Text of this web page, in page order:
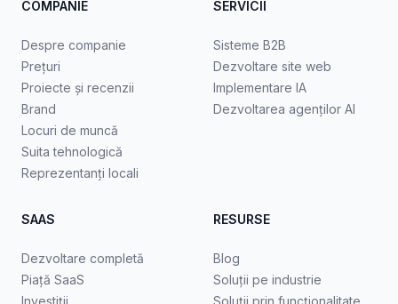
COMPANIE
Despre companie
Prețuri
Proiecte și recenzii
Brand
Locuri de muncă
Suita tehnologică
Reprezentanți locali
SERVICII
Sisteme B2B
Dezvoltare site web
Implementare IA
Dezvoltarea agenților AI
SAAS
Dezvoltare completă
Piață SaaS
Investiții
RESURSE
Blog
Soluții pe industrie
Soluții prin funcționalitate